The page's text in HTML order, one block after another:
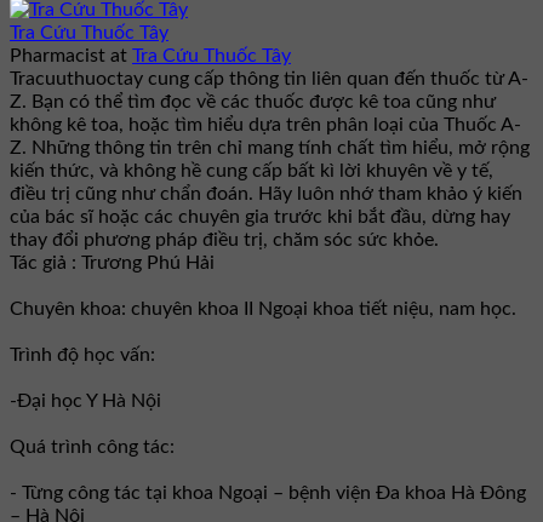
Tra Cứu Thuốc Tây
Pharmacist at Tra Cứu Thuốc Tây
Tracuuthuoctay cung cấp thông tin liên quan đến thuốc từ A-
Z. Bạn có thể tìm đọc về các thuốc được kê toa cũng như
không kê toa, hoặc tìm hiểu dựa trên phân loại của Thuốc A-
Z. Những thông tin trên chỉ mang tính chất tìm hiểu, mở rộng
kiến thức, và không hề cung cấp bất kì lời khuyên về y tế,
điều trị cũng như chẩn đoán. Hãy luôn nhớ tham khảo ý kiến
của bác sĩ hoặc các chuyên gia trước khi bắt đầu, dừng hay
thay đổi phương pháp điều trị, chăm sóc sức khỏe.
Tác giả : Trương Phú Hải
Chuyên khoa: chuyên khoa II Ngoại khoa tiết niệu, nam học.
Trình độ học vấn:
-Đại học Y Hà Nội
Quá trình công tác:
- Từng công tác tại khoa Ngoại – bệnh viện Đa khoa Hà Đông
– Hà Nội